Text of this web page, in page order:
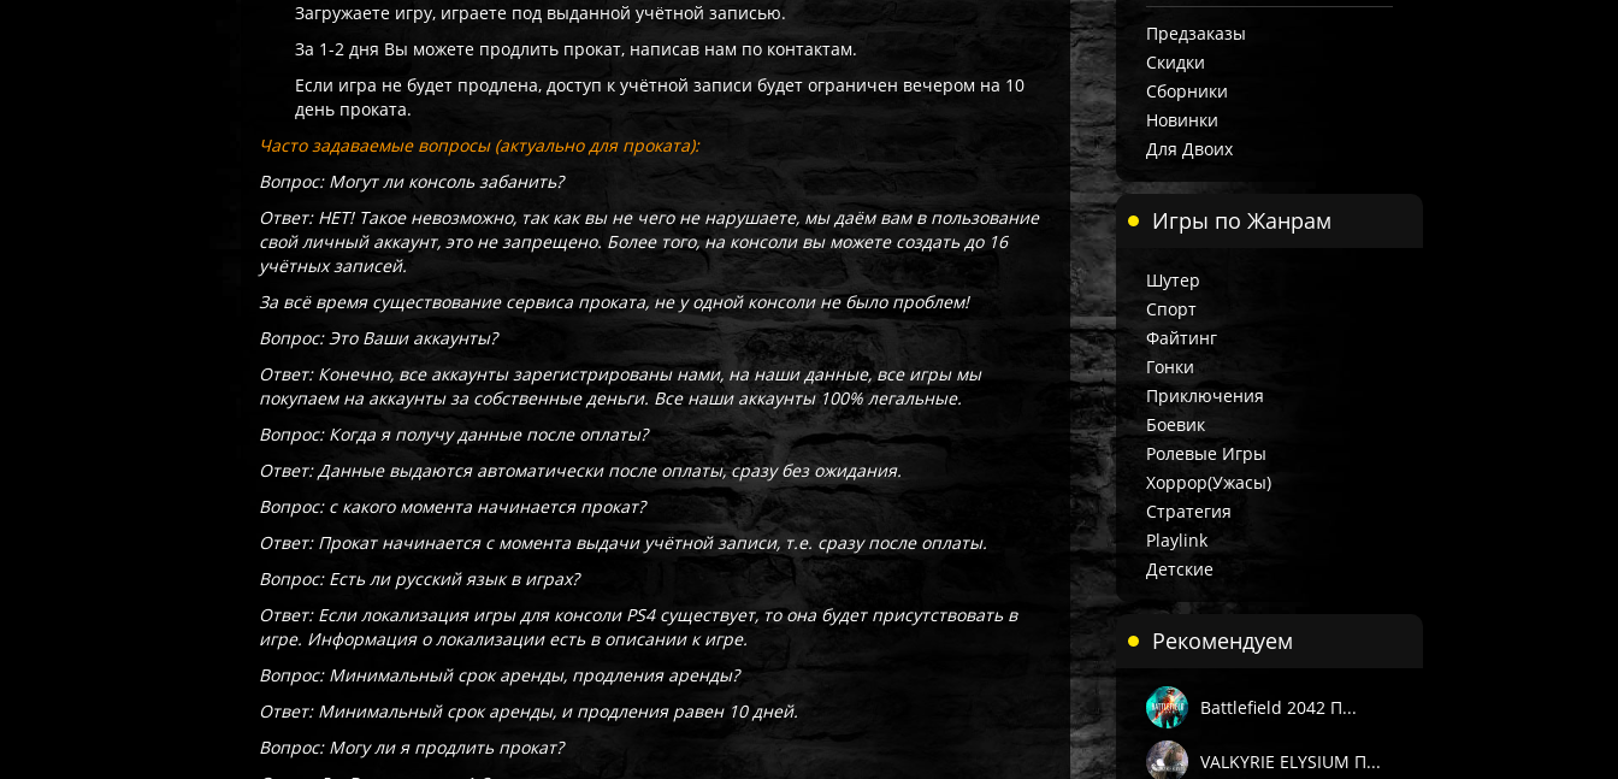
Загружаете игру, играете под выданной учётной записью.
За 1-2 дня Вы можете продлить прокат, написав нам по контактам.
Если игра не будет продлена, доступ к учётной записи будет ограничен вечером на 10
день проката.
Часто задаваемые вопросы (актуально для проката):
Вопрос: Могут ли консоль забанить?
Ответ: НЕТ! Такое невозможно, так как вы не чего не нарушаете, мы даём вам в пользование
свой личный аккаунт, это не запрещено. Более того, на консоли вы можете создать до 16
учётных записей.
За всё время существование сервиса проката, не у одной консоли не было проблем!
Вопрос: Это Ваши аккаунты?
Ответ: Конечно, все аккаунты зарегистрированы нами, на наши данные, все игры мы
покупаем на аккаунты за собственные деньги. Все наши аккаунты 100% легальные.
Вопрос: Когда я получу данные после оплаты?
Ответ: Данные выдаются автоматически после оплаты, сразу без ожидания.
Вопрос: с какого момента начинается прокат?
Ответ: Прокат начинается с момента выдачи учётной записи, т.е. сразу после оплаты.
Вопрос: Есть ли русский язык в играх?
Ответ: Если локализация игры для консоли PS4 существует, то она будет присутствовать в
игре. Информация о локализации есть в описании к игре.
Вопрос: Минимальный срок аренды, продления аренды?
Ответ: Минимальный срок аренды, и продления равен 10 дней.
Вопрос: Могу ли я продлить прокат?
Предзаказы
Скидки
Сборники
Новинки
Для Двоих
Игры по Жанрам
Шутер
Спорт
Файтинг
Гонки
Приключения
Боевик
Ролевые Игры
Хоррор(Ужасы)
Стратегия
Playlink
Детские
Рекомендуем
Battlefield 2042 П...
VALKYRIE ELYSIUM П...